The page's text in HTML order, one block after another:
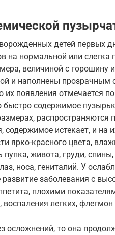
детей первых
на нормальной или
величиной с горошину
и наполнены прозрачным
появления отмечается
быстро содержимое
распространяются
истекает, и на
ярко-красного цвета,
живота, груди,
носа, гениталий. У
заболевания с
плохими
легких,
осложнений, то она